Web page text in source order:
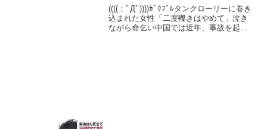
((((；ﾟДﾟ))))ｶﾞｸﾌﾞﾙタンクローリーに巻き
込まれた女性「二度轢きはやめて」泣き
ながら命乞い中国では近年、事故を起こ